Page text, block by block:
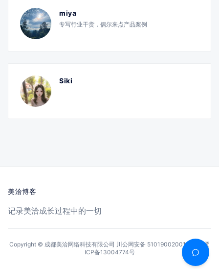
miya
专写行业干货，偶尔来点产品案例
Siki
美洽博客
记录美洽成长过程中的一切
Copyright © 成都美洽网络科技有限公司 川公网安备 51019002001144号
蜀
ICP备13004774号